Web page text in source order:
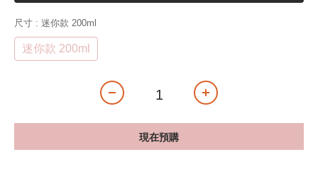
尺寸 : 迷你款 200ml
迷你款 200ml
現在預購